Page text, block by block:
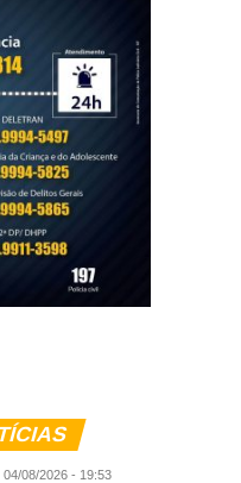
04/08/2026 - 19:53